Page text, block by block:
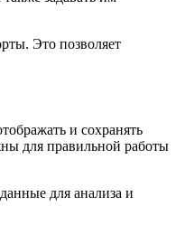
Это позволяет
и сохранять
для правильной работы
для анализа и